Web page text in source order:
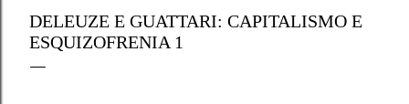
DELEUZE E GUATTARI: CAPITALISMO E
ESQUIZOFRENIA 1